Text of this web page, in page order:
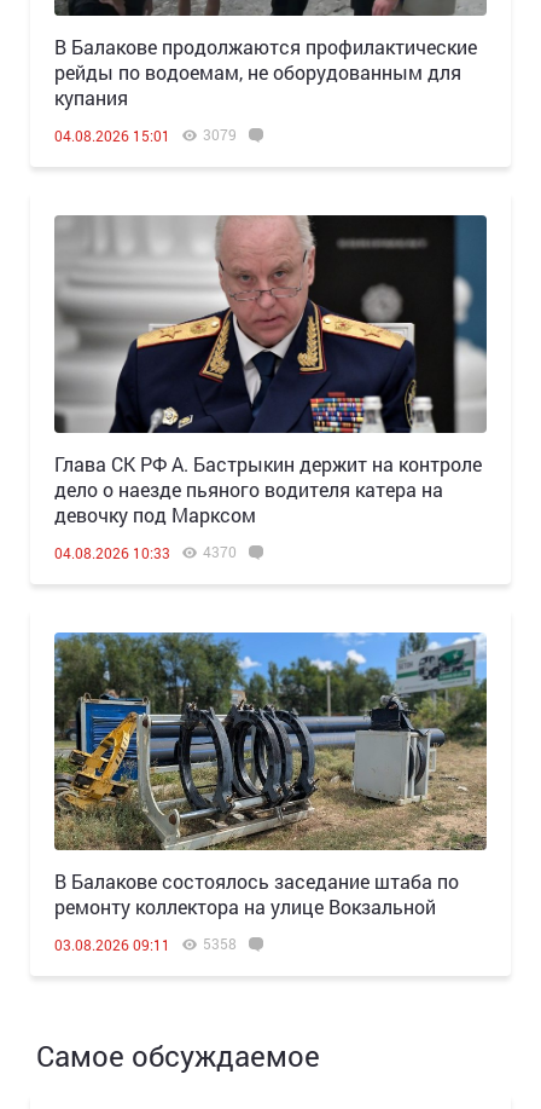
В Балакове продолжаются профилактические
рейды по водоемам, не оборудованным для
купания
04.08.2026 15:01 3079
Глава СК РФ А. Бастрыкин держит на контроле
дело о наезде пьяного водителя катера на
девочку под Марксом
04.08.2026 10:33 4370
В Балакове состоялось заседание штаба по
ремонту коллектора на улице Вокзальной
03.08.2026 09:11 5358
Самое обсуждаемое